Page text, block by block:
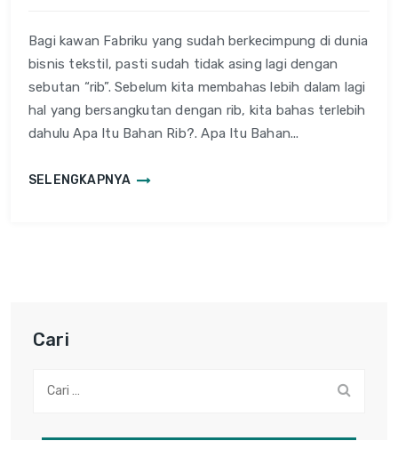
Bagi kawan Fabriku yang sudah berkecimpung di dunia
bisnis tekstil, pasti sudah tidak asing lagi dengan
sebutan “rib”. Sebelum kita membahas lebih dalam lagi
hal yang bersangkutan dengan rib, kita bahas terlebih
dahulu Apa Itu Bahan Rib?. Apa Itu Bahan...
SELENGKAPNYA
Cari